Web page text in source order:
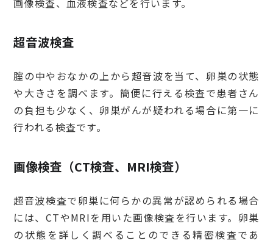
超音波検査
腟の中やおなかの上から超音波を当て、卵巣の状態
や大きさを調べます。簡便に行える検査で患者さん
の負担も少なく、卵巣がんが疑われる場合に第一に
行われる検査です。
画像検査（CT検査、MRI検査）
超音波検査で卵巣に何らかの異常が認められる場合
には、CTやMRIを用いた画像検査を行います。卵巣
の状態を詳しく調べることのできる精密検査であ